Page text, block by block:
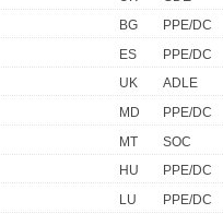
BG
PPE/DC
ES
PPE/DC
UK
ADLE
MD
PPE/DC
MT
SOC
HU
PPE/DC
LU
PPE/DC